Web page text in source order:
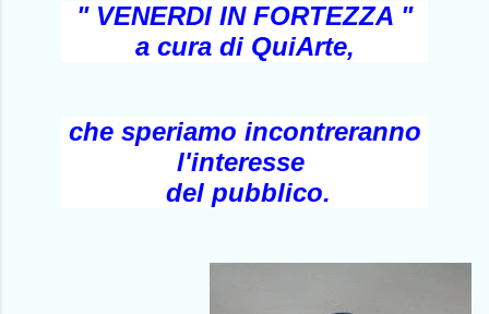
" VENERDI IN FORTEZZA "
a cura di QuiArte,
che speriamo incontreranno
l'interesse
del pubblico.